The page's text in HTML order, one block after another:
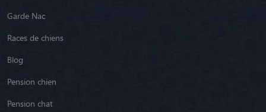
Garde Nac
Races de chiens
Blog
Pension chien
Pension chat